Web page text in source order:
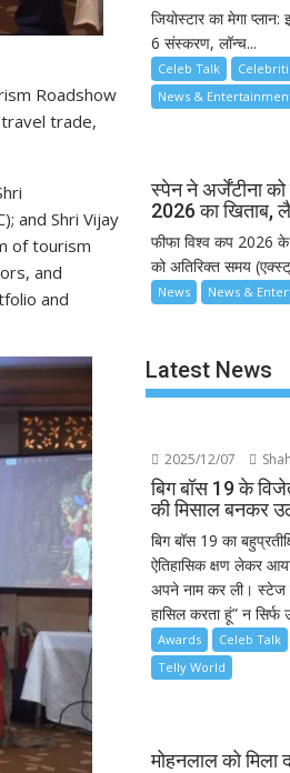
Roadshow
trade,
and Shri Vijay
of tourism
and
and
जियोस्टार का मेगा
6 संस्करण, लॉन्च...
Celeb Talk
News &
स्पेन ने अर्जेंटीना
2026 का खिताब,
फीफा विश्व कप 2026 के
को अतिरिक्त समय
News News &
Latest News
2025/12/07
बिग बॉस 19 के
की मिसाल बनकर
बिग बॉस 19 का
ऐतिहासिक क्षण लेकर
अपने नाम कर ली। स्टेज
हासिल करता हूं” न
Awards Celeb Talk
Telly World
मोहनलाल को मिला